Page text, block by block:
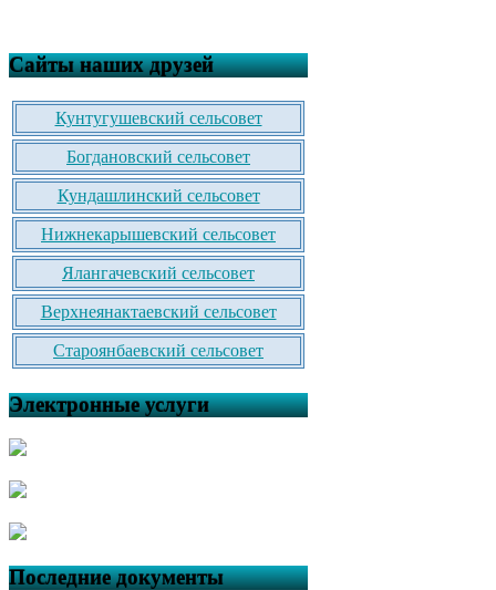
Сайты наших друзей
Кунтугушевский сельсовет
Богдановский сельсовет
Кундашлинский сельсовет
Нижнекарышевский сельсовет
Ялангачевский сельсовет
Верхнеянактаевский сельсовет
Староянбаевский сельсовет
Электронные услуги
Последние документы